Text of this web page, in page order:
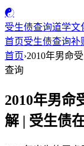
☯
受生债查询道学文
首页受生债查询补
首页›2010年男命
查询
2010年男命
解 | 受生债